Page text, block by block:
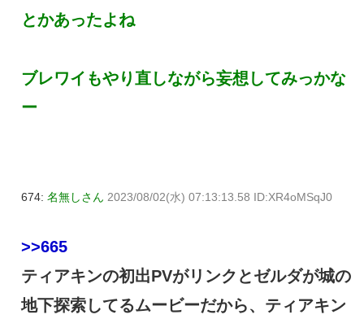
とかあったよね
ブレワイもやり直しながら妄想してみっかな
ー
674: 名無しさん 2023/08/02(水) 07:13:13.58 ID:XR4oMSqJ0
>>665
ティアキンの初出PVがリンクとゼルダが城の
地下探索してるムービーだから、ティアキン